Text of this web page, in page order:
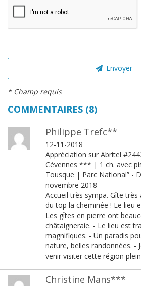
Envoyer
* Champ requis
COMMENTAIRES (8)
Philippe Trefc**
12-11-2018
Appréciation sur Abritel
Cévennes *** | 1 ch. avec
Tousque | Parc National” -
novembre 2018
Accueil très sympa. Gîte
du top la cheminée ! Le lieu
Les gîtes en pierre ont
châtaigneraie. - Le lieu est
magnifiques. - Un paradis
nature, belles randonnées. -
venir visiter cette région
Christine Mans***